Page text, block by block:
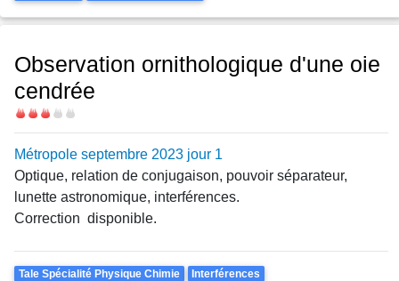
Observation ornithologique d'une oie
cendrée
Difficulté
Métropole septembre 2023 jour 1
Optique, relation de conjugaison, pouvoir séparateur,
lunette astronomique, interférences.
Correction disponible.
Theme
Tale Spécialité Physique Chimie
Interférences